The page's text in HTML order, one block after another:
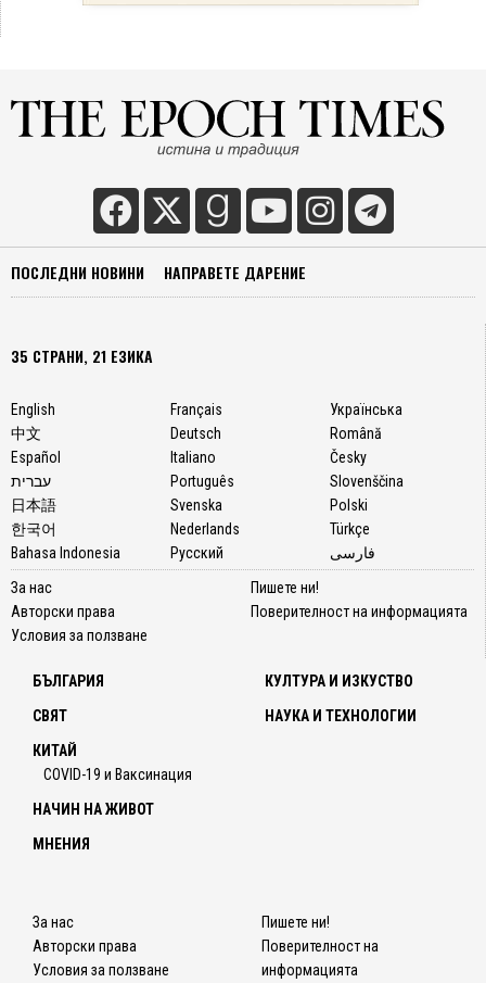
ПОСЛЕДНИ НОВИНИ НАПРАВЕТЕ ДАРЕНИЕ
35 СТРАНИ, 21 ЕЗИКА
English
中文
Español
עברית
日本語
한국어
Bahasa Indonesia
Français
Deutsch
Italiano
Português
Svenska
Nederlands
Русский
Українська
Română
Česky
Slovenščina
Polski
Türkçe
فارسی
За нас
Авторски права
Условия за ползване
Пишете ни!
Поверителност на информацията
БЪЛГАРИЯ
СВЯТ
КИТАЙ
COVID-19 и Ваксинация
КУЛТУРА И ИЗКУСТВО
НАУКА И ТЕХНОЛОГИИ
НАЧИН НА ЖИВОТ
МНЕНИЯ
За нас
Авторски права
Условия за ползване
Пишете ни!
Поверителност на
информацията